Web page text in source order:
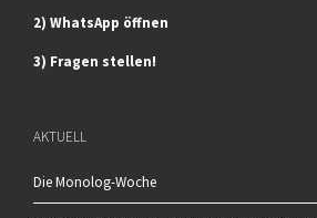
2) WhatsApp öffnen
3) Fragen stellen!
AKTUELL
Die Monolog-Woche